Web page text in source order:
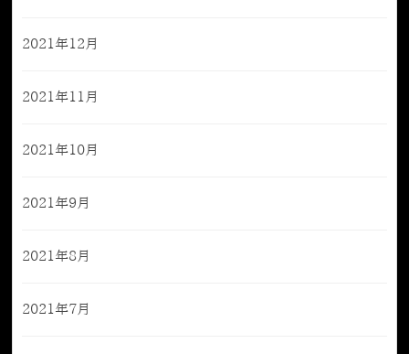
2021年12月
2021年11月
2021年10月
2021年9月
2021年8月
2021年7月